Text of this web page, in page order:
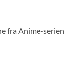
fra Anime-serien